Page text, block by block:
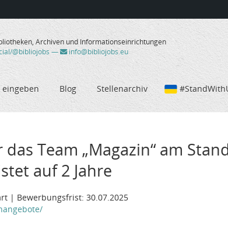
Archiven und Informationseinrichtungen
@bibliojobs — info@bibliojobs.eu
eingeben Blog Stellenarchiv
Team „Magazin“ am
auf 2 Jahre
| Bewerbungsfrist: 30.07.2025